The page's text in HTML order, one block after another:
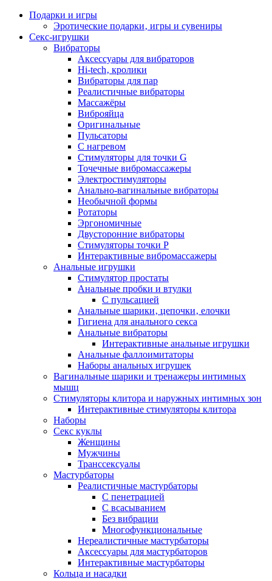
Подарки и игры
Эротические подарки‚ игры и сувениры
Секс-игрушки
Вибраторы
Аксессуары для вибраторов
Hi-tech‚ кролики
Вибраторы для пар
Реалистичные вибраторы
Массажёры
Виброяйца
Оригинальные
Пульсаторы
С нагревом
Стимуляторы для точки G
Точечные вибромассажеры
Электростимуляторы
Анально-вагинальные вибраторы
Необычной формы
Ротаторы
Эргономичные
Двусторонние вибраторы
Стимуляторы точки P
Интерактивные вибромассажеры
Анальные игрушки
Стимулятор простаты
Анальные пробки и втулки
С пульсацией
Анальные шарики‚ цепочки‚ елочки
Гигиена для анального секса
Анальные вибраторы
Интерактивные анальные игрушки
Анальные фаллоимитаторы
Наборы анальных игрушек
Вагинальные шарики и тренажеры интимных
мышц
Стимуляторы клитора и наружных интимных зон
Интерактивные стимуляторы клитора
Наборы
Секс куклы
Женщины
Мужчины
Транссексуалы
Мастурбаторы
Реалистичные мастурбаторы
С пенетрацией
С всасыванием
Без вибрации
Многофункциональные
Нереалистичные мастурбаторы
Аксессуары для мастурбаторов
Интерактивные мастурбаторы
Кольца и насадки